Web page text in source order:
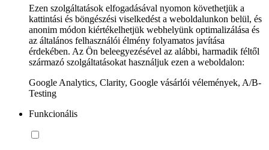
Ezen szolgáltatások elfogadásával nyomon követhetjük a
kattintási és böngészési viselkedést a weboldalunkon belül, és
anonim módon kiértékelhetjük webhelyünk optimalizálása és
az általános felhasználói élmény folyamatos javítása
érdekében. Az Ön beleegyezésével az alábbi, harmadik féltől
származó szolgáltatásokat használjuk ezen a weboldalon:
Google Analytics, Clarity, Google vásárlói vélemények, A/B-
Testing
Funkcionális